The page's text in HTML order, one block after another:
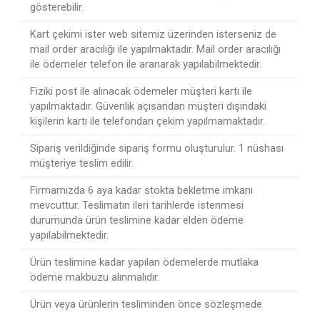
gösterebilir.
Kart çekimi ister web sitemiz üzerinden isterseniz de
mail order aracılığı ile yapılmaktadır. Mail order aracılığı
ile ödemeler telefon ile aranarak yapılabilmektedir.
Fiziki post ile alınacak ödemeler müşteri kartı ile
yapılmaktadır. Güvenlik açısandan müşteri dışındaki
kişilerin kartı ile telefondan çekim yapılmamaktadır.
Sipariş verildiğinde sipariş formu oluşturulur. 1 nüshası
müşteriye teslim edilir.
Firmamızda 6 aya kadar stokta bekletme imkanı
mevcuttur. Teslimatın ileri tarihlerde istenmesi
durumunda ürün teslimine kadar elden ödeme
yapılabilmektedir.
Ürün teslimine kadar yapılan ödemelerde mutlaka
ödeme makbuzu alınmalıdır.
Ürün veya ürünlerin tesliminden önce sözleşmede